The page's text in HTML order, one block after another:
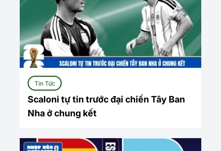
Tin Tức
Scaloni tự tin trước đại chiến Tây Ban
Nha ở chung kết